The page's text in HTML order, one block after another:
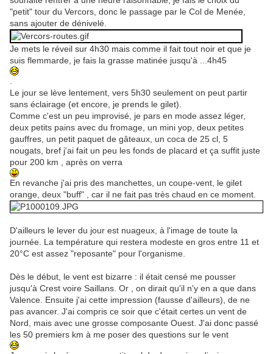
"petit" tour du Vercors, donc le passage par le Col de Menée,
sans ajouter de dénivelé.
Je mets le réveil sur 4h30 mais comme il fait tout noir et que je
suis flemmarde, je fais la grasse matinée jusqu'à ...4h45
Le jour se lève lentement, vers 5h30 seulement on peut partir
sans éclairage (et encore, je prends le gilet).
Comme c'est un peu improvisé, je pars en mode assez léger,
deux petits pains avec du fromage, un mini yop, deux petites
gauffres, un petit paquet de gâteaux, un coca de 25 cl, 5
nougats, bref j'ai fait un peu les fonds de placard et ça suffit juste
pour 200 km , après on verra
En revanche j'ai pris des manchettes, un coupe-vent, le gilet
orange, deux "buff" , car il ne fait pas très chaud en ce moment.
D'ailleurs le lever du jour est nuageux, à l'image de toute la
journée. La température qui restera modeste en gros entre 11 et
20°C est assez "reposante" pour l'organisme.
Dès le début, le vent est bizarre : il était censé me pousser
jusqu'à Crest voire Saillans. Or , on dirait qu'il n'y en a que dans
Valence. Ensuite j'ai cette impression (fausse d'ailleurs), de ne
pas avancer. J'ai compris ce soir que c'était certes un vent de
Nord, mais avec une grosse composante Ouest. J'ai donc passé
les 50 premiers km à me poser des questions sur le vent